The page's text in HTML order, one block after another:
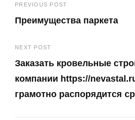
Навигация
по
записям
PREVIOUS POST
Преимущества паркета
Post
NEXT POST
Заказать кровельные
компании https://
грамотно распорядится